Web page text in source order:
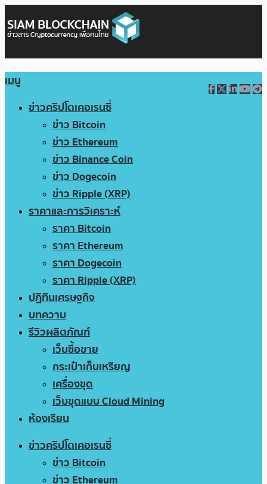
เมนู
ข่าวคริปโตเคอเรนซี่
ข่าว Bitcoin
ข่าว Ethereum
ข่าว Binance Coin
ข่าว Dogecoin
ข่าว Ripple (XRP)
ราคาและการวิเคราะห์
ราคา Bitcoin
ราคา Ethereum
ราคา Dogecoin
ราคา Ripple (XRP)
ปฏิทินเศรษฐกิจ
บทความ
รีวิวผลิตภัณฑ์
เว็บซื้อขาย
กระเป๋าเก็บเหรียญ
เครื่องขุด
เว็บขุดแบบ Cloud Mining
ห้องเรียน
ข่าวคริปโตเคอเรนซี่
ข่าว Bitcoin
ข่าว Ethereum